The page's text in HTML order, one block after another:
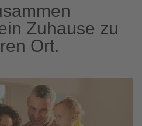
Zuhause zu
Ort.